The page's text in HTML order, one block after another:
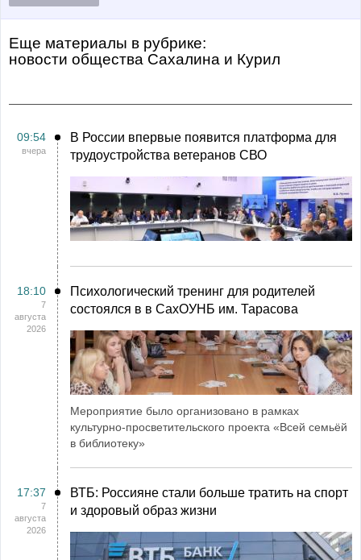
Еще материалы в рубрике:
Новости общества Сахалина и Курил
09:54
вчера
В России впервые появится платформа для
трудоустройства ветеранов СВО
18:10
7
августа
2026
Психологический тренинг для родителей
состоялся в в СахОУНБ им. Тарасова
Мероприятие было организовано в рамках
культурно-просветительского проекта «Всей семьёй
в библиотеку»
17:37
7
августа
2026
ВТБ: Россияне стали больше тратить на спорт
и здоровый образ жизни